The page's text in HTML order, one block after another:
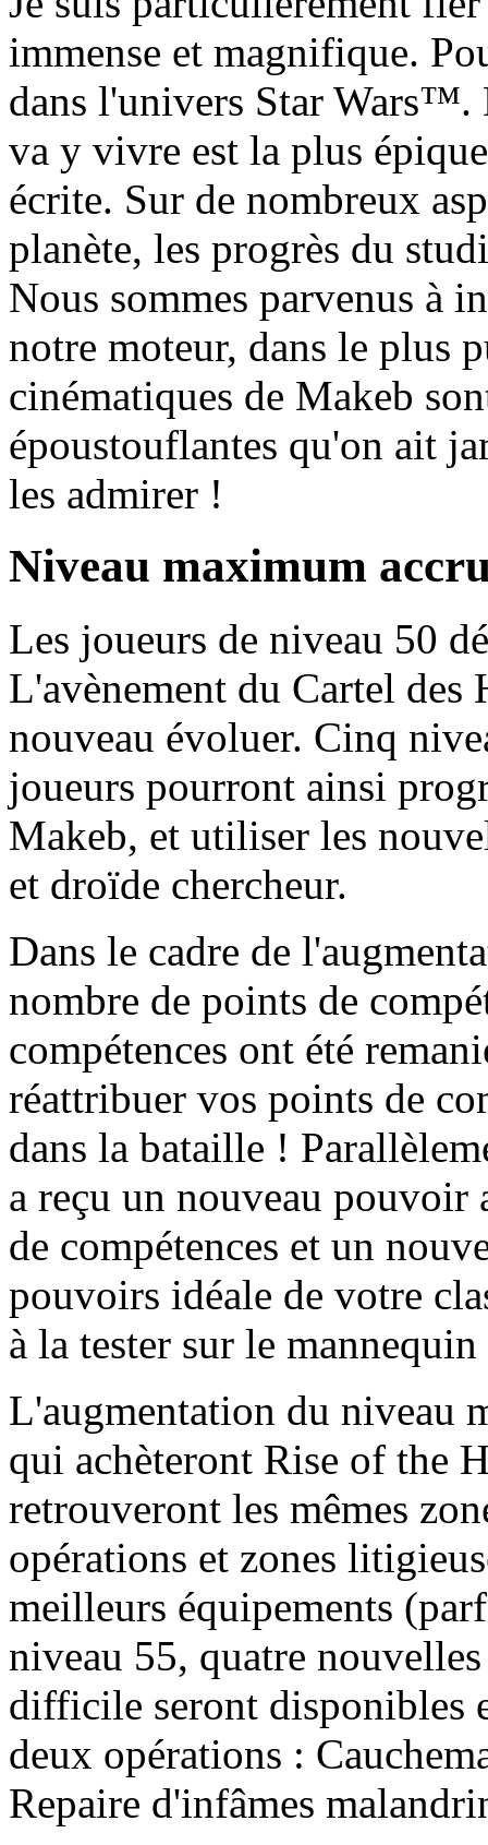
immense et magnifique.
dans l'univers Star
va y vivre est la plus
écrite. Sur de nombreux
planète, les progrès du
Nous sommes parvenus à
notre moteur, dans le plus
cinématiques de Makeb
époustouflantes qu'on ait
les admirer !
Niveau maximum
Les joueurs de niveau 50
L'avènement du Cartel des
nouveau évoluer. Cinq
joueurs pourront ainsi
Makeb, et utiliser les
et droïde chercheur.
Dans le cadre de
nombre de points de
compétences ont été
réattribuer vos points de
dans la bataille !
a reçu un nouveau pouvoir
de compétences et un
pouvoirs idéale de votre
à la tester sur le
L'augmentation du niveau
qui achèteront Rise of the
retrouveront les mêmes
opérations et zones
meilleurs équipements
niveau 55, quatre
difficile seront disponibles
deux opérations :
Repaire d'infâmes